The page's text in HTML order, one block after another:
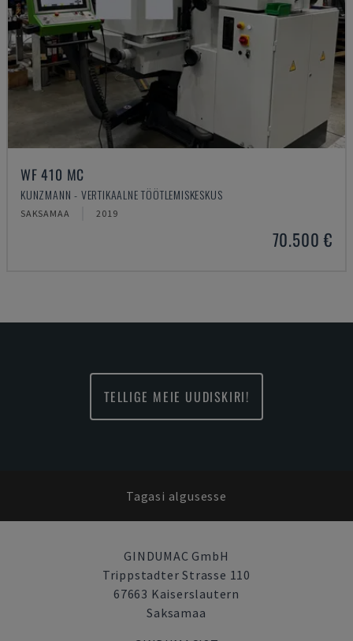
WF 410 MC
KUNZMANN - VERTIKAALNE TÖÖTLEMISKESKUS
SAKSAMAA 2019
70.500 €
TELLIGE MEIE UUDISKIRI!
Tagasi algusesse
GINDUMAC GmbH
Trippstadter Strasse 110
67663 Kaiserslautern
Saksamaa